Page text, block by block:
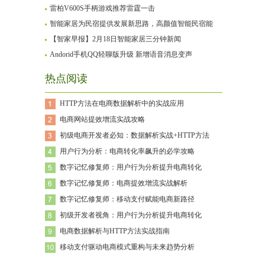
雷柏V600S手柄游戏推荐雷霆一击
智能家居为民宿提供发展新思路，高颜值智能民宿能
【智家早报】2月18日智能家居三分钟新闻
Andorid手机QQ轻聊版升级 新增语音消息变声
热点阅读
HTTP方法在电商数据解析中的实战应用
电商网站提效增流实战攻略
初级电商开发者必知：数据解析实战+HTTP方法
用户行为分析：电商转化率飙升的必学攻略
数字记忆修复师：用户行为分析提升电商转化
数字记忆修复师：电商提效增流实战解析
数字记忆修复师：移动支付赋能电商新路径
初级开发者视角：用户行为分析提升电商转化
电商数据解析与HTTP方法实战指南
移动支付驱动电商模式重构与未来趋势分析